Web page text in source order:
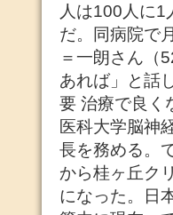
人は100人に1
だ。同病院で
＝一朗さん（
あれば」と話
要 治療で良く
医科大学脳神
長を務める。
から桂ヶ丘ク
になった。日